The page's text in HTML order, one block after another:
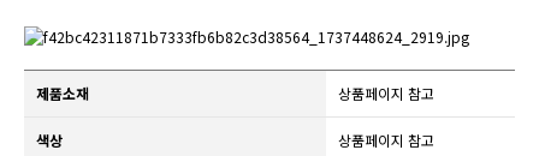
제품소재 상품페이지 참고
색상 상품페이지 참고